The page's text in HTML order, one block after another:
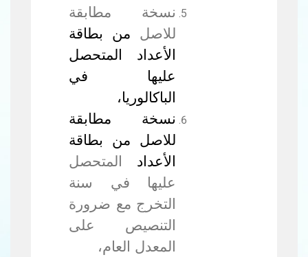
نسخة مطابقة
للاصل من بطاقة
الأعداد المتحصل
عليها في
الباكالوريا،
نسخة مطابقة
للاصل من بطاقة
الأعداد المتحصل
عليها في سنة
التخرج مع ضرورة
التنصيص على
المعدل العام،